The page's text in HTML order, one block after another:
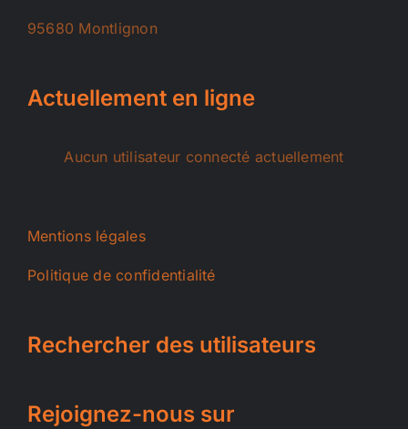
95680 Montlignon
Actuellement en ligne
Aucun utilisateur connecté actuellement
Mentions légales
Politique de confidentialité
Rechercher des utilisateurs
Rejoignez-nous sur